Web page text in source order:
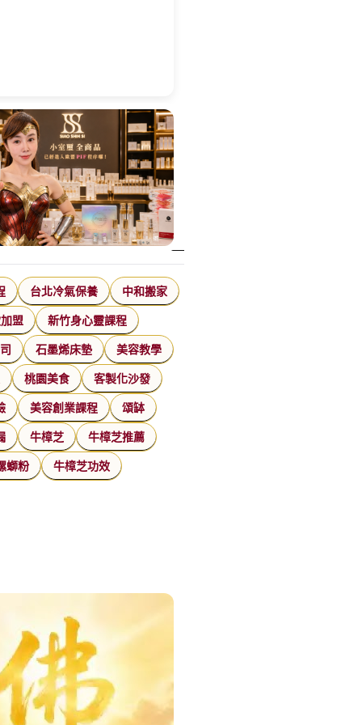
台北冷氣保養 中和搬家
盟 新竹身心靈課程
石墨烯床墊 美容教學
桃園美食 客製化沙發
美容創業課程 頌缽
牛樟芝 牛樟芝推薦
螄粉 牛樟芝功效